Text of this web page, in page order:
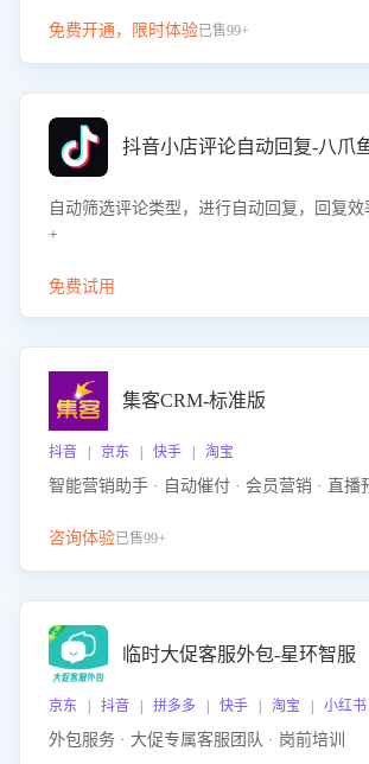
免费开通，限时体验已售99+
抖音小店评论自动回复-八爪
自动筛选评论类型，进行自动回复，回复
+
免费试用
集客CRM-标准版
抖音 | 京东 | 快手 | 淘宝
智能营销助手 · 自动催付 · 会员营销 · 直播
咨询体验已售99+
临时大促客服外包-星环智服
京东 | 抖音 | 拼多多 | 快手 | 淘宝 | 小红书
外包服务 · 大促专属客服团队 · 岗前培训